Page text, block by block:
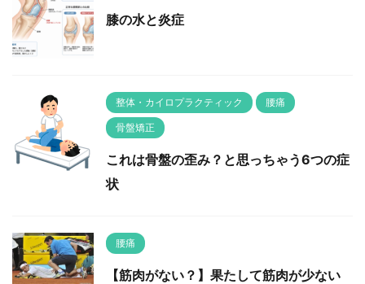
膝の水と炎症
整体・カイロプラクティック 腰痛
骨盤矯正
これは骨盤の歪み？と思っちゃう6つの症
状
腰痛
【筋肉がない？】果たして筋肉が少ない